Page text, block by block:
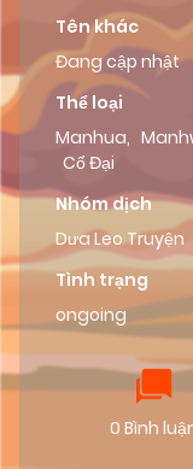
Tên khác
Đang cập nhật
Thể loại
Manhua,
Cổ Đại
Nhóm dịch
Dưa Leo Truyện
Tình trạng
ongoing
0 Bình